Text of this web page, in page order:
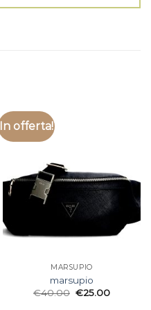
In offerta!
MARSUPIO
marsupio
€40.00 €25.00